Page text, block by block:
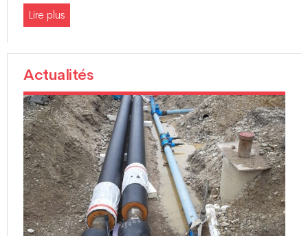
Lire plus
Actualités